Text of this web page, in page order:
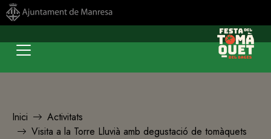
Inici
Activitats
Visita a la Torre Lluvià amb degustació de tomàquets